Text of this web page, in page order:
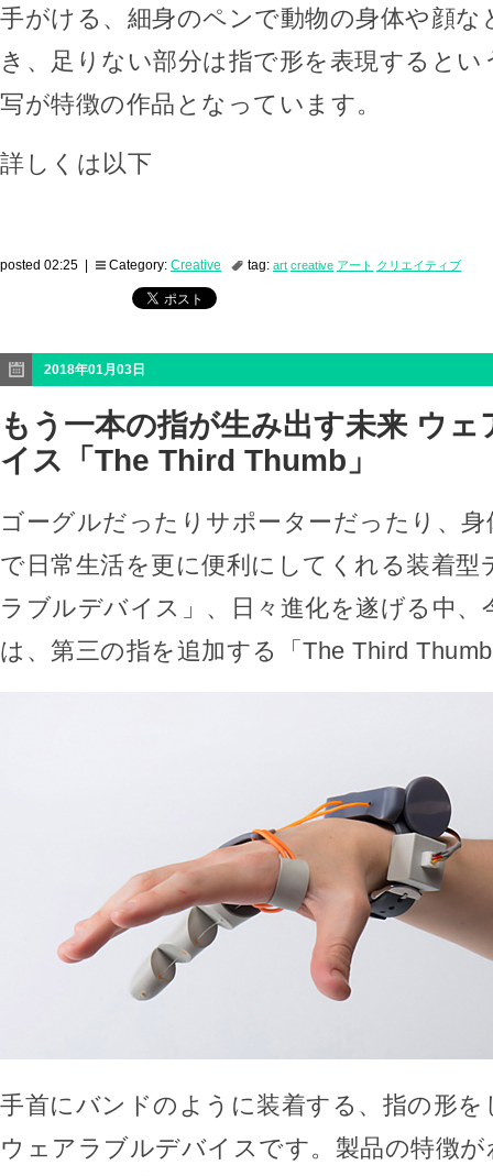
手がける、細身のペンで動物の身体や顔な
き、足りない部分は指で形を表現すると
写が特徴の作品となっています。
詳しくは以下
posted 02:25 | Category: Creative tag: art creative アート クリエイティブ
2018年01月03日
もう一本の指が生み出す未来 ウ
イス「The Third Thumb」
ゴーグルだったりサポーターだったり、
で日常生活を更に便利にしてくれる装着型
ラブルデバイス」、日々進化を遂げる中、
は、第三の指を追加する「The Third
手首にバンドのように装着する、指の形
ウェアラブルデバイスです。製品の特徴